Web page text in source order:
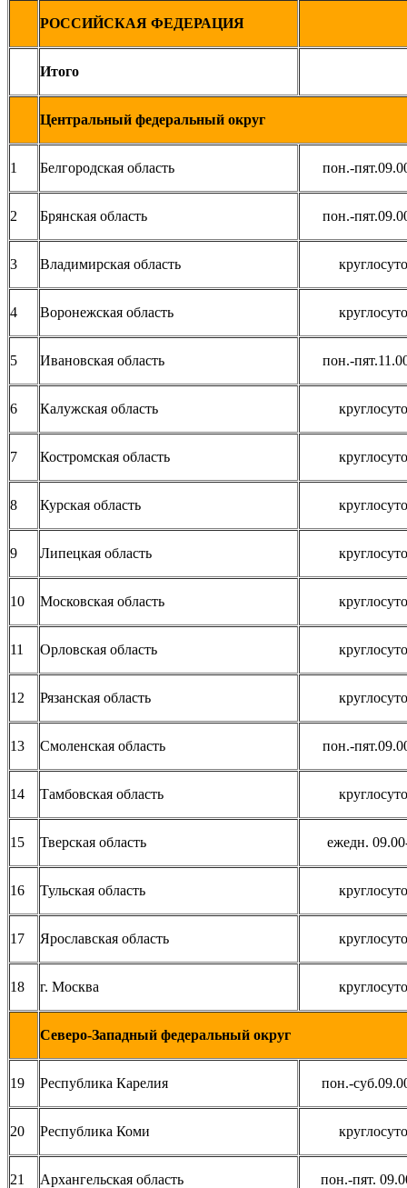
РОССИЙСКАЯ ФЕДЕРАЦИЯ
Итого
Центральный федеральный округ
1 Белгородская область пон.-
2 Брянская область пон.-
3 Владимирская область
4 Воронежская область
5 Ивановская область пон.-
6 Калужская область
7 Костромская область
8 Курская область
9 Липецкая область
10 Московская область
11 Орловская область
12 Рязанская область
13 Смоленская область пон.-
14 Тамбовская область
15 Тверская область ежедн.
16 Тульская область
17 Ярославская область
18 г. Москва
Северо-Западный федеральный округ
19 Республика Карелия пон.-
20 Республика Коми
21 Архангельская область пон.-пят.